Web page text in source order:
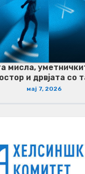
мисла,
и дрвјата со
мај 7, 2026